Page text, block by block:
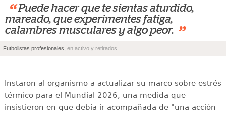
“ Puede hacer que te sientas aturdido,
mareado, que experimentes fatiga,
calambres musculares y algo peor. ”
Futbolistas profesionales, en activo y retirados.
Instaron al organismo a actualizar su marco sobre estrés
térmico para el Mundial 2026, una medida que
insistieron en que debía ir acompañada de "una acción